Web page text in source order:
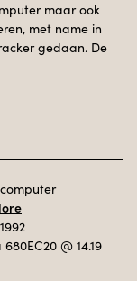
maar ook
met name in
gedaan. De
@ 14.19